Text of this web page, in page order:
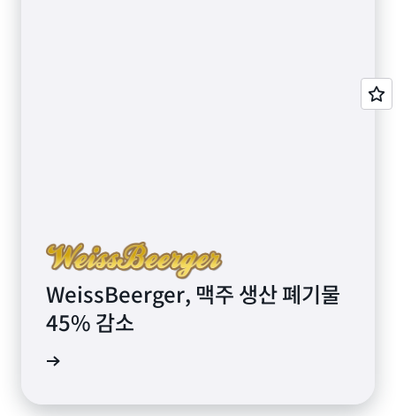
WeissBeerger, 맥주 생산 폐기물
45% 감소